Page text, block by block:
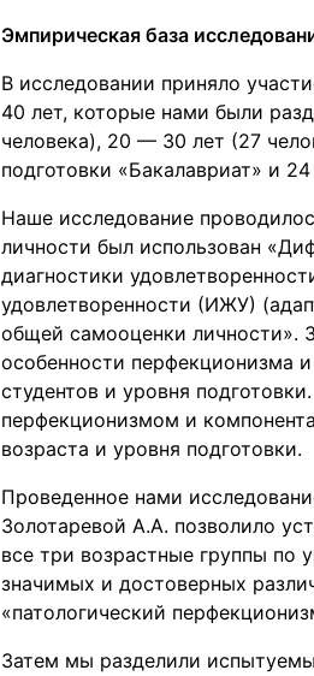
Эмпирическая база
В исследовании приняло
40 лет, которые нами были
человека), 20 — 30 лет (27
подготовки «Бакалавриат» и
Наше исследование
личности был использован
диагностики
удовлетворенности (ИЖУ)
общей самооценки личности».
особенности перфекционизма
студентов и уровня
перфекционизмом и
возраста и уровня подготовки.
Проведенное нами
Золотаревой А.А. позволило
все три возрастные группы по
значимых и достоверных
«патологический
Затем мы разделили